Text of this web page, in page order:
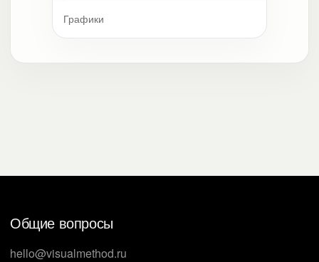
Графики
Общие вопросы
hello@visualmethod.ru